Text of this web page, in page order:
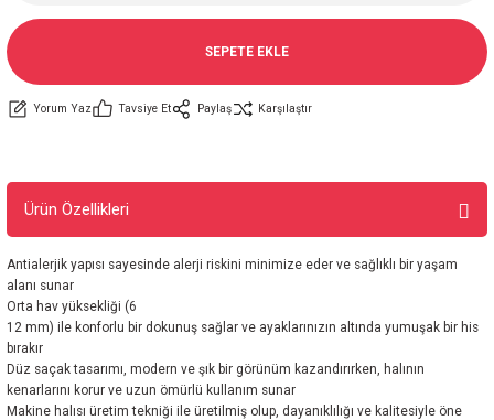
SEPETE EKLE
Yorum Yaz Tavsiye Et Paylaş Karşılaştır
Ürün Özellikleri
Antialerjik yapısı sayesinde alerji riskini minimize eder ve sağlıklı bir yaşam
alanı sunar
Orta hav yüksekliği (6
12 mm) ile konforlu bir dokunuş sağlar ve ayaklarınızın altında yumuşak bir his
bırakır
Düz saçak tasarımı, modern ve şık bir görünüm kazandırırken, halının
kenarlarını korur ve uzun ömürlü kullanım sunar
Makine halısı üretim tekniği ile üretilmiş olup, dayanıklılığı ve kalitesiyle öne